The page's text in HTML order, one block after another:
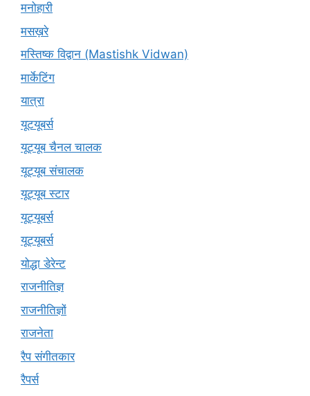
मनोहारी
मसख़रे
मस्तिष्क विद्वान (Mastishk Vidwan)
मार्केटिंग
यात्रा
यूटयूबर्स
यूट्यूब चैनल चालक
यूट्यूब संचालक
यूट्यूब स्टार
यूट्यूबर्स
यूट्‍यूबर्स
योद्धा डेरेन्ट
राजनीतिज्ञ
राजनीतिज्ञों
राजनेता
रैप संगीतकार
रैपर्स